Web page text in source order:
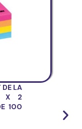
LA
X 2
100